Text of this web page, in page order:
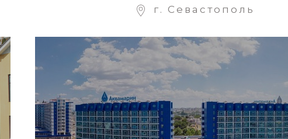
г. Севастополь